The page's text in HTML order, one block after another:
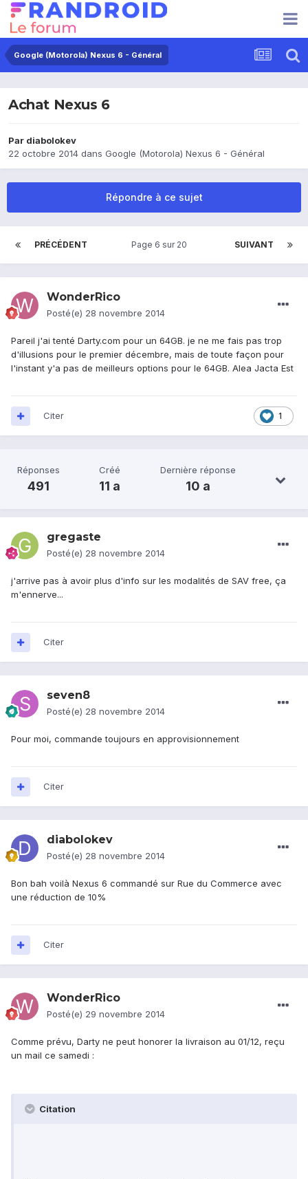
Google (Motorola) Nexus 6 - Général
Achat Nexus 6
Par diabolokev
22 octobre 2014 dans Google (Motorola) Nexus 6 - Général
Répondre à ce sujet
PRÉCÉDENT SUIVANT
Page 6 sur 20
WonderRico
Posté(e) 28 novembre 2014
Pareil j'ai tenté Darty.com pour un 64GB. je ne me fais pas trop
d'illusions pour le premier décembre, mais de toute façon pour
l'instant y'a pas de meilleurs options pour le 64GB. Alea Jacta Est
1
Citer
Réponses
491
Créé
11 a
Dernière réponse
10 a
gregaste
Posté(e) 28 novembre 2014
j'arrive pas à avoir plus d'info sur les modalités de SAV free, ça
m'ennerve...
Citer
seven8
Posté(e) 28 novembre 2014
Pour moi, commande toujours en approvisionnement
Citer
diabolokev
Posté(e) 28 novembre 2014
Bon bah voilà Nexus 6 commandé sur Rue du Commerce avec
une réduction de 10%
Citer
WonderRico
Posté(e) 29 novembre 2014
Comme prévu, Darty ne peut honorer la livraison au 01/12, reçu
un mail ce samedi :
Citation